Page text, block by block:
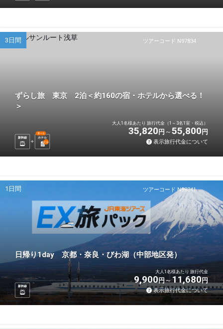
ツアーコード N97834
3日間
ずらし旅 東京 2泊＜約160の宿・ホテルから選べる！
＞
新幹線 ホテル
選べる
2泊
大人1名様あたり 旅行代金（1～3名1室・税込）
35,820 円 55,800 円
表示旅行代金について
ツアーコード N98341
1日間
日帰り1day 京都・奈良・びわ湖（中部地区発）
新幹線
大人1名様あたり 旅行代金
9,900円 11,680円
表示旅行代金について